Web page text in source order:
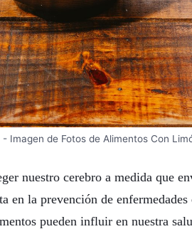
- Imagen de Fotos de Alimentos Con
nuestro cerebro a medida que
en la prevención de
pueden influir en nuestra